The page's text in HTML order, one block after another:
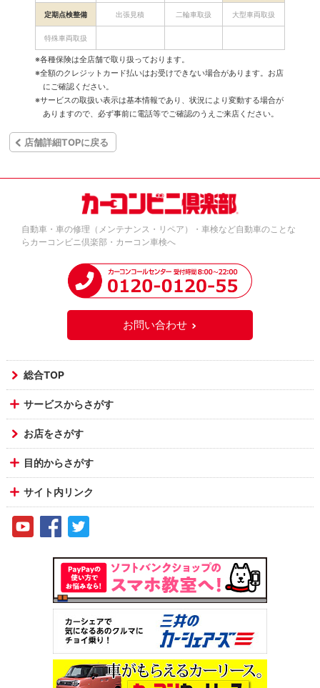
定期点検整備 出張見積 二輪車取扱 大型車両取扱
特殊車両取扱
※各種保険は全店舗で取り扱っております。
※全額のクレジットカード払いはお受けできない場合があります。お店
にご確認ください。
※サービスの取扱い表示は基本情報であり、状況により変動する場合が
ありますので、必ず事前に電話等でご確認のうえご来店ください。
店舗詳細TOPに戻る
自動車・車の修理（メンテナンス・リペア）・車検など自動車のことな
らカーコンビニ倶楽部・カーコン車検へ
お問い合わせ
総合TOP
サービスからさがす
お店をさがす
目的からさがす
サイト内リンク